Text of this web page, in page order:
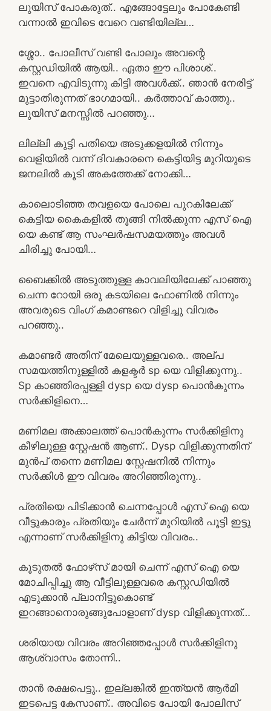
ലുയിസ് പോകരുത്.. എങ്ങോട്ടേലും പോകേണ്ടി
വന്നാൽ ഇവിടെ വേറെ വണ്ടിയില്ല…
ശ്ശോ.. പോലീസ് വണ്ടി പോലും അവന്റെ
കസ്റ്റഡിയിൽ ആയി.. ഏതാ ഈ പിശാശ്..
ഇവനെ എവിടുന്നു കിട്ടി അവൾക്ക്.. ഞാൻ നേരിട്ട്
മുട്ടാതിരുന്നത് ഭാഗമായി.. കർത്താവ് കാത്തു..
ലുയിസ് മനസ്സിൽ പറഞ്ഞു…
ലില്ലി കുട്ടി പതിയെ അടുക്കളയിൽ നിന്നും
വെളിയിൽ വന്ന് ദിവകാരനെ കെട്ടിയിട്ട മുറിയുടെ
ജനലിൽ കൂടി അകത്തേക്ക് നോക്കി…
കാലൊടിഞ്ഞ തവളയെ പോലെ പുറകിലേക്ക്
കെട്ടിയ കൈകളിൽ തൂങ്ങി നിൽക്കുന്ന എസ് ഐ
യെ കണ്ട് ആ സംഘർഷസമയത്തും അവൾ
ചിരിച്ചു പോയി…
ബൈക്കിൽ അടുത്തുള്ള കാവലിയിലേക്ക് പാഞ്ഞു
ചെന്ന റോയി ഒരു കടയിലെ ഫോണിൽ നിന്നും
അവരുടെ വിംഗ് കമാണ്ടറെ വിളിച്ചു വിവരം
പറഞ്ഞു..
കമാണ്ടർ അതിന് മേലെയുള്ളവരെ.. അല്പ
സമയത്തിനുള്ളിൽ കളക്ടർ sp യെ വിളിക്കുന്നു..
Sp കാഞ്ഞിരപ്പള്ളി dysp യെ dysp പൊൻകുന്നം
സർക്കിളിനെ…
മണിമല അക്കാലത്ത് പൊൻകുന്നം സർക്കിളിനു
കീഴിലുള്ള സ്റ്റേഷൻ ആണ്.. Dysp വിളിക്കുന്നതിന്‌
മുൻപ് തന്നെ മണിമല സ്റ്റേഷനിൽ നിന്നും
സർക്കിൾ ഈ വിവരം അറിഞ്ഞിരുന്നു..
പ്രതിയെ പിടിക്കാൻ ചെന്നപ്പോൾ എസ് ഐ യെ
വീട്ടുകാരും പ്രതിയും ചേർന്ന് മുറിയിൽ പൂട്ടി ഇട്ടു
എന്നാണ് സർക്കിളിനു കിട്ടിയ വിവരം..
കൂടുതൽ ഫോഴ്‌സ് മായി ചെന്ന് എസ് ഐ യെ
മോചിപ്പിച്ചു ആ വീട്ടിലുള്ളവരെ കസ്റ്റഡിയിൽ
എടുക്കാൻ പ്ലാനിട്ടുകൊണ്ട്
ഇറങ്ങാനൊരുങ്ങുപോളാണ് dysp വിളിക്കുന്നത്‌…
ശരിയായ വിവരം അറിഞ്ഞപ്പോൾ സർക്കിളിനു
ആശ്വാസം തോന്നി..
താൻ രക്ഷപെട്ടു.. ഇല്ലങ്കിൽ ഇന്ത്യൻ ആർമി
ഇടപെട്ട കേസാണ്.. അവിടെ പോയി പോലിസ്